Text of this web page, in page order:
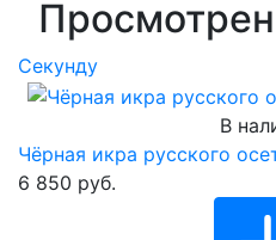
Cекунду
В
Чёрная икра русского
6 850 руб.